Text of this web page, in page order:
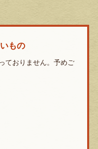
もの
ておりません。予めご